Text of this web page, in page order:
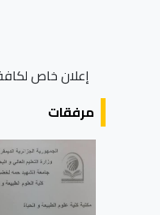
إعلان خاص
مرفقات